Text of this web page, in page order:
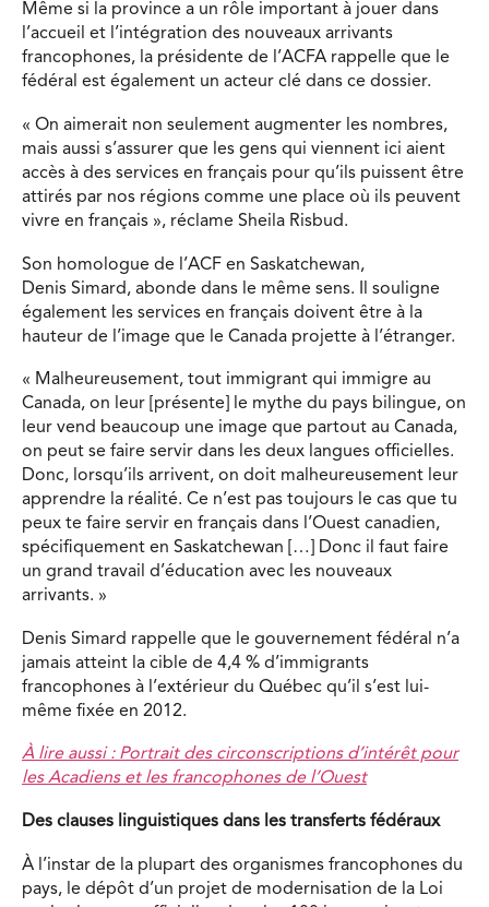
Même si la province a un rôle important à jouer dans
l’accueil et l’intégration des nouveaux arrivants
francophones, la présidente de l’ACFA rappelle que le
fédéral est également un acteur clé dans ce dossier.
« On aimerait non seulement augmenter les nombres,
mais aussi s’assurer que les gens qui viennent ici aient
accès à des services en français pour qu’ils puissent être
attirés par nos régions comme une place où ils peuvent
vivre en français », réclame Sheila Risbud.
Son homologue de l’ACF en Saskatchewan,
Denis Simard, abonde dans le même sens. Il souligne
également les services en français doivent être à la
hauteur de l’image que le Canada projette à l’étranger.
« Malheureusement, tout immigrant qui immigre au
Canada, on leur [présente] le mythe du pays bilingue, on
leur vend beaucoup une image que partout au Canada,
on peut se faire servir dans les deux langues officielles.
Donc, lorsqu’ils arrivent, on doit malheureusement leur
apprendre la réalité. Ce n’est pas toujours le cas que tu
peux te faire servir en français dans l’Ouest canadien,
spécifiquement en Saskatchewan […] Donc il faut faire
un grand travail d’éducation avec les nouveaux
arrivants. »
Denis Simard rappelle que le gouvernement fédéral n’a
jamais atteint la cible de 4,4 % d’immigrants
francophones à l’extérieur du Québec qu’il s’est lui-
même fixée en 2012.
À lire aussi : Portrait des circonscriptions d’intérêt pour
les Acadiens et les francophones de l’Ouest
Des clauses linguistiques dans les transferts fédéraux
À l’instar de la plupart des organismes francophones du
pays, le dépôt d’un projet de modernisation de la Loi